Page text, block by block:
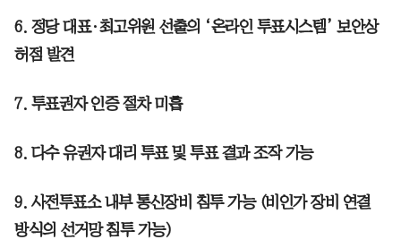
6. 정당 대표·최고위원 선출의 ‘온라인 투표시스템’ 보안상
허점 발견
7. 투표권자 인증 절차 미흡
8. 다수 유권자 대리 투표 및 투표 결과 조작 가능
9. 사전투표소 내부 통신장비 침투 가능 (비인가 장비 연결
방식의 선거망 침투 가능)